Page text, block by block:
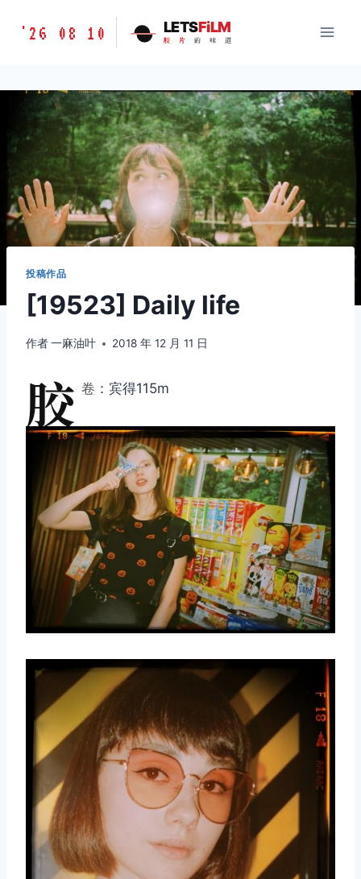
胶
味
LETSFILM
'26 08 10 LETSFiLM
胶 片 的 味 道
投稿作品
[19523] Daily life
作者一麻油叶 2018 年 12 月 11 日
胶 卷 ：宾得115m